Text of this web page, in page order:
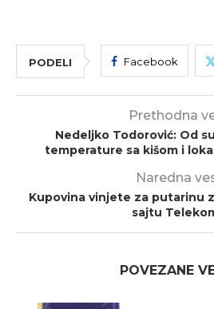
PODELI Facebook
Prethodna
Nedeljko Todorović: Od
temperature sa kišom i
Naredna
Kupovina vinjete za putarinu
sajtu
POVEZANE